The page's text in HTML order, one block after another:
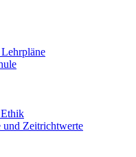
Ethik
und Zeitrichtwerte